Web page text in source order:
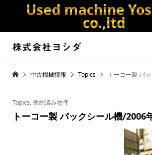
Used machine
co.,ltd
中古機械情報 Topics トーコー製 パ
Topics,売約済み物件
トーコー製 パックシール機/2006